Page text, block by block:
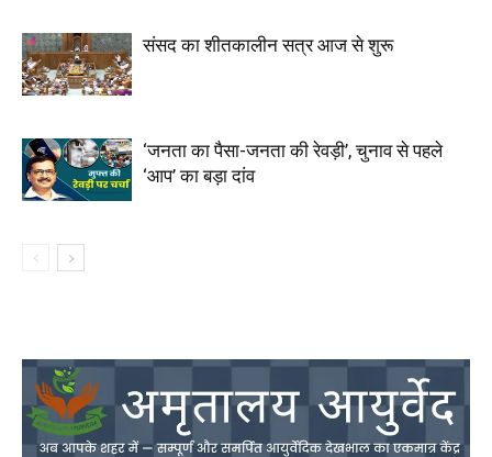
संसद का शीतकालीन सत्र आज से शुरू
‘जनता का पैसा-जनता की रेवड़ी’, चुनाव से पहले
‘आप’ का बड़ा दांव